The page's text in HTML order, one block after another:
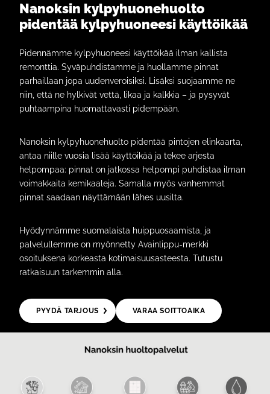
Nanoksin kylpyhuonehuolto
pidentää kylpyhuoneesi käyttöikää
Pidennämme kylpyhuoneesi käyttöikää ilman kallista
remonttia. Syväpuhdistamme ja huollamme pinnat
parhaillaan jopa uudenveroisiksi. Lisäksi suojaamme ne
niin, että ne hylkivät vettä, likaa ja kalkkia – ja pysyvät
puhtaampina huomattavasti pidempään.
Nanoksin kylpyhuonehuolto pidentää pintojen elinkaarta,
antaa niille vuosia lisää käyttöikää ja tekee arjesta
helpompaa: pinnat on jatkossa helpompi puhdistaa ilman
voimakkaita kemikaaleja. Samalla myös vanhemmat
pinnat saadaan näyttämään lähes uusilta.
Hyödynnämme suomalaista huippuosaamista, ja
palvelullemme on myönnetty Avainlippu-merkki
osoituksena korkeasta kotimaisuusasteesta. Tutustu
ratkaisuun tarkemmin alla.
PYYDÄ TARJOUS VARAA SOITTOAIKA